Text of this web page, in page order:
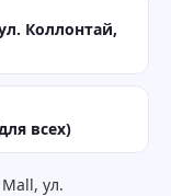
Коллонтай,
всех)
ул.